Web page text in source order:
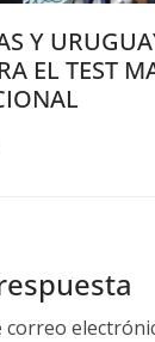
Y
EL TEST
correo